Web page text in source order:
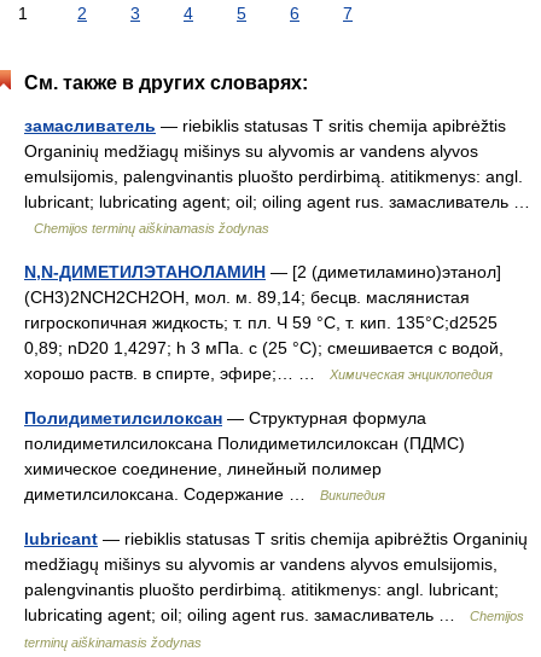
1 2 3 4 5 6 7
См. также в других словарях:
замасливатель — riebiklis statusas T sritis chemija apibrėžtis
Organinių medžiagų mišinys su alyvomis ar vandens alyvos
emulsijomis, palengvinantis pluošto perdirbimą. atitikmenys: angl.
lubricant; lubricating agent; oil; oiling agent rus. замасливатель …
Chemijos terminų aiškinamasis žodynas
N,N-ДИМЕТИЛЭТАНОЛАМИН — [2 (диметиламино)этанол]
(CH3)2NCH2CH2OH, мол. м. 89,14; бесцв. маслянистая
гигроскопичная жидкость; т. пл. Ч 59 °С, т. кип. 135°С;d2525
0,89; nD20 1,4297; h 3 мПа. с (25 °С); смешивается с водой,
хорошо раств. в спирте, эфире;… …
Химическая энциклопедия
Полидиметилсилоксан — Структурная формула
полидиметилсилоксана Полидиметилсилоксан (ПДМС)
химическое соединение, линейный полимер
диметилсилоксана. Содержание …
Википедия
lubricant — riebiklis statusas T sritis chemija apibrėžtis Organinių
medžiagų mišinys su alyvomis ar vandens alyvos emulsijomis,
palengvinantis pluošto perdirbimą. atitikmenys: angl. lubricant;
lubricating agent; oil; oiling agent rus. замасливатель …
Chemijos
terminų aiškinamasis žodynas